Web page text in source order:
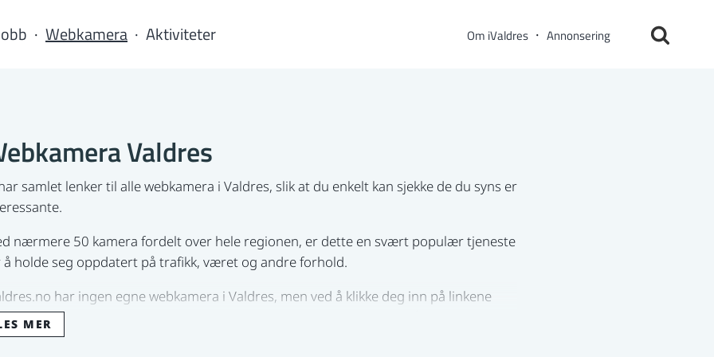
Webkamera Aktiviteter Om iValdres Annonsering
Valdres
samlet lenker til alle webkamera i Valdres, slik at du enkelt kan sjekke de du syns er
nærmere 50 kamera fordelt over hele regionen, er dette en svært populær tjeneste
å holde seg oppdatert på trafikk, været og andre forhold.
har ingen egne webkamera i Valdres, men ved å klikke deg inn på linkene
vil du komme til aktuelle sider som viser webkamera i det området du ønsker.
fordeler seg over hele Valdres.
MER